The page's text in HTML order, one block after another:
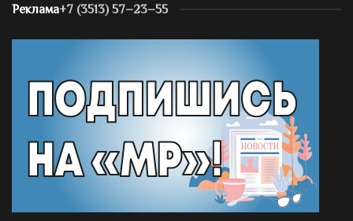
Реклама+7 (3513) 57–23–55